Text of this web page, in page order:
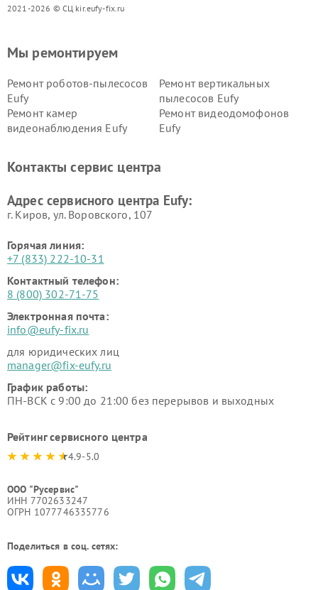
2021-2026 © СЦ kir.eufy-fix.ru
Мы ремонтируем
Ремонт роботов-пылесосов
Eufy
Ремонт вертикальных
пылесосов Eufy
Ремонт камер
видеонаблюдения Eufy
Ремонт видеодомофонов
Eufy
Контакты сервис центра
Адрес сервисного центра Eufy:
г. Киров, ул. Воровского, 107
Горячая линия:
+7 (833) 222-10-31
Контактный телефон:
8 (800) 302-71-75
Электронная почта:
info@eufy-fix.ru
для юридических лиц
manager@fix-eufy.ru
График работы:
ПН-ВСК с 9:00 до 21:00 без перерывов и выходных
Рейтинг сервисного центра
4.9-5.0
ООО "Русервис"
ИНН 7702633247
ОГРН 1077746335776
Поделиться в соц. сетях: